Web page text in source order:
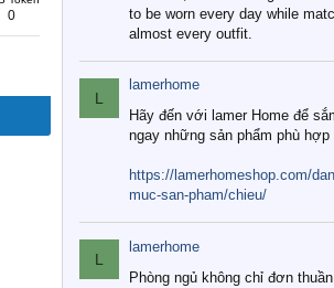
0
to be worn every day while
almost every outfit.
L
lamerhome
Hãy đến với lamer Home để
ngay những sản phẩm phù hợp
https://lamerhomeshop.com/
muc-san-pham/chieu/
L
lamerhome
Phòng ngủ không chỉ đơn